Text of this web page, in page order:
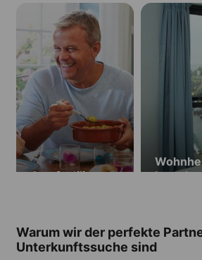
Gastfamilie
Warum wir der perfekte
Unterkunftssuche sind